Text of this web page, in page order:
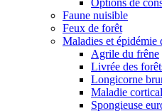
Options de
Faune nuisible
Feux de forêt
Maladies et épidémie
Agrile du frêne
Livrée des
Longicorne
Maladie
Spongieuse